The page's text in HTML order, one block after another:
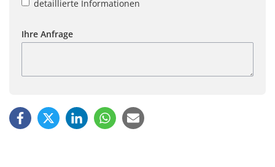
detaillierte Informationen
Ihre Anfrage